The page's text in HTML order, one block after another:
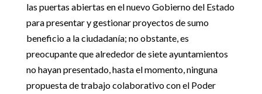
las puertas abiertas en el nuevo Gobierno del Estado
para presentar y gestionar proyectos de sumo
beneficio a la ciudadanía; no obstante, es
preocupante que alrededor de siete ayuntamientos
no hayan presentado, hasta el momento, ninguna
propuesta de trabajo colaborativo con el Poder